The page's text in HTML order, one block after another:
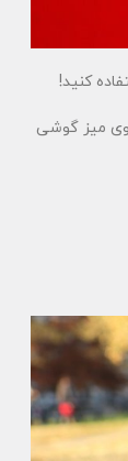
کنید!
میز گوشی